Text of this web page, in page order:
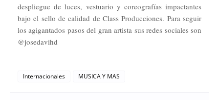
despliegue de luces, vestuario y coreografías impactantes
bajo el sello de calidad de Class Producciones. Para seguir
los agigantados pasos del gran artista sus redes sociales son
@josedavihd
Internacionales MUSICA Y MAS